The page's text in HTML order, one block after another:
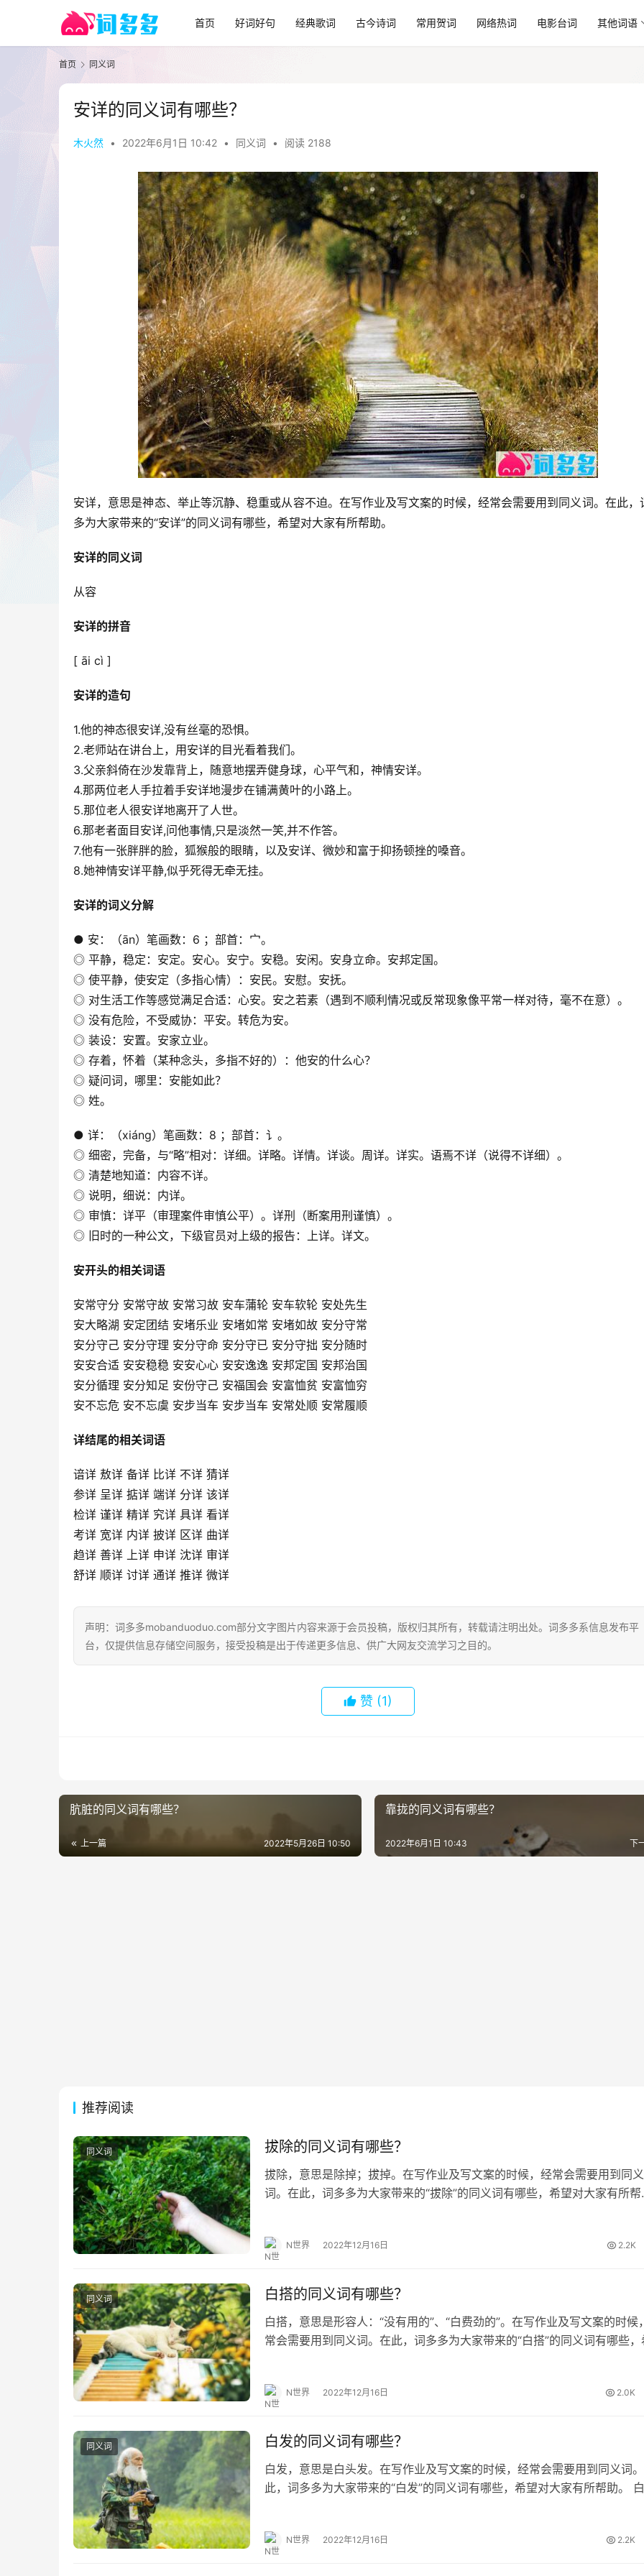
首页 好词好句 经典歌词 古今诗词 常用贺词 网络热词 电影台词 其他词语
首页 同义词
安详的同义词有哪些？
木火然 • 2022年6月1日 10:42 • 同义词 • 阅读 2188
安详，意思是神态、举止等沉静、稳重或从容不迫。在写作业及写文案的时候，经常会需要用到同义词。在此，
多为大家带来的“安详”的同义词有哪些，希望对大家有所帮助。
安详的同义词
从容
安详的拼音
[ āi cì ]
安详的造句
1.他的神态很安详,没有丝毫的恐惧。
2.老师站在讲台上，用安详的目光看着我们。
3.父亲斜倚在沙发靠背上，随意地摆弄健身球，心平气和，神情安详。
4.那两位老人手拉着手安详地漫步在铺满黄叶的小路上。
5.那位老人很安详地离开了人世。
6.那老者面目安详,问他事情,只是淡然一笑,并不作答。
7.他有一张胖胖的脸，狐猴般的眼睛，以及安详、微妙和富于抑扬顿挫的嗓音。
8.她神情安详平静,似乎死得无牵无挂。
安详的词义分解
● 安：（ān）笔画数：6 ；部首：宀。
◎ 平静，稳定：安定。安心。安宁。安稳。安闲。安身立命。安邦定国。
◎ 使平静，使安定（多指心情）：安民。安慰。安抚。
◎ 对生活工作等感觉满足合适：心安。安之若素（遇到不顺利情况或反常现象像平常一样对待，毫不在意）。
◎ 没有危险，不受威协：平安。转危为安。
◎ 装设：安置。安家立业。
◎ 存着，怀着（某种念头，多指不好的）：他安的什么心？
◎ 疑问词，哪里：安能如此？
◎ 姓。
● 详：（xiáng）笔画数：8 ；部首：讠。
◎ 细密，完备，与“略”相对：详细。详略。详情。详谈。周详。详实。语焉不详（说得不详细）。
◎ 清楚地知道：内容不详。
◎ 说明，细说：内详。
◎ 审慎：详平（审理案件审慎公平）。详刑（断案用刑谨慎）。
◎ 旧时的一种公文，下级官员对上级的报告：上详。详文。
安开头的相关词语
安常守分 安常守故 安常习故 安车蒲轮 安车软轮 安处先生
安大略湖 安定团结 安堵乐业 安堵如常 安堵如故 安分守常
安分守己 安分守理 安分守命 安分守已 安分守拙 安分随时
安安合适 安安稳稳 安安心心 安安逸逸 安邦定国 安邦治国
安分循理 安分知足 安份守己 安福国会 安富恤贫 安富恤穷
安不忘危 安不忘虞 安步当车 安步当车 安常处顺 安常履顺
详结尾的相关词语
谙详 敖详 备详 比详 不详 猜详
参详 呈详 掂详 端详 分详 该详
检详 谨详 精详 究详 具详 看详
考详 宽详 内详 披详 区详 曲详
趋详 善详 上详 申详 沈详 审详
舒详 顺详 讨详 通详 推详 微详
声明：词多多mobanduoduo.com部分文字图片内容来源于会员投稿，版权归其所有，转载请注明出处。词多多系信息发布平
台，仅提供信息存储空间服务，接受投稿是出于传递更多信息、供广大网友交流学习之目的。
赞 (1)
肮脏的同义词有哪些？
上一篇 2022年5月26日 10:50
靠拢的同义词有哪些？
下
2022年6月1日 10:43
推荐阅读
同义词 拔除的同义词有哪些？
拔除，意思是除掉；拔掉。在写作业及写文案的时候，经常会需要用到同义
词。在此，词多多为大家带来的“拔除”的同义词有哪些，希望对大家有所帮
N世界 2022年12月16日 2.2K
同义词 白搭的同义词有哪些？
白搭，意思是形容人：“没有用的”、“白费劲的”。在写作业及写文案的时候
常会需要用到同义词。在此，词多多为大家带来的“白搭”的同义词有哪些，
N世界 2022年12月16日 2.0K
同义词 白发的同义词有哪些？
白发，意思是白头发。在写作业及写文案的时候，经常会需要用到同义词
此，词多多为大家带来的“白发”的同义词有哪些，希望对大家有所帮助。
N世界 2022年12月16日 2.2K